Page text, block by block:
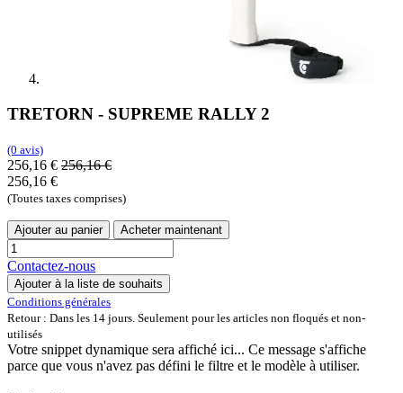
TRETORN - SUPREME RALLY 2
(0 avis)
256,16 € 256,16€
256,16 €
(Toutes taxes comprises)
Ajouter au panier Acheter maintenant
Contactez-nous
Ajouter à la liste de souhaits
Conditions générales
Retour : Dans les 14 jours. Seulement pour les articles non floqués et non-
utilisés
Votre snippet dynamique sera affiché ici... Ce message s'affiche
parce que vous n'avez pas défini le filtre et le modèle à utiliser.